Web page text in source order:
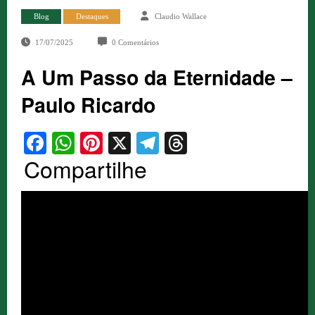
Blog Destaques Claudio Wallace
17/07/2025 0 Comentários
A Um Passo da Eternidade –
Paulo Ricardo
Facebook
WhatsApp
Pinterest
X Telegram
Compartilhe